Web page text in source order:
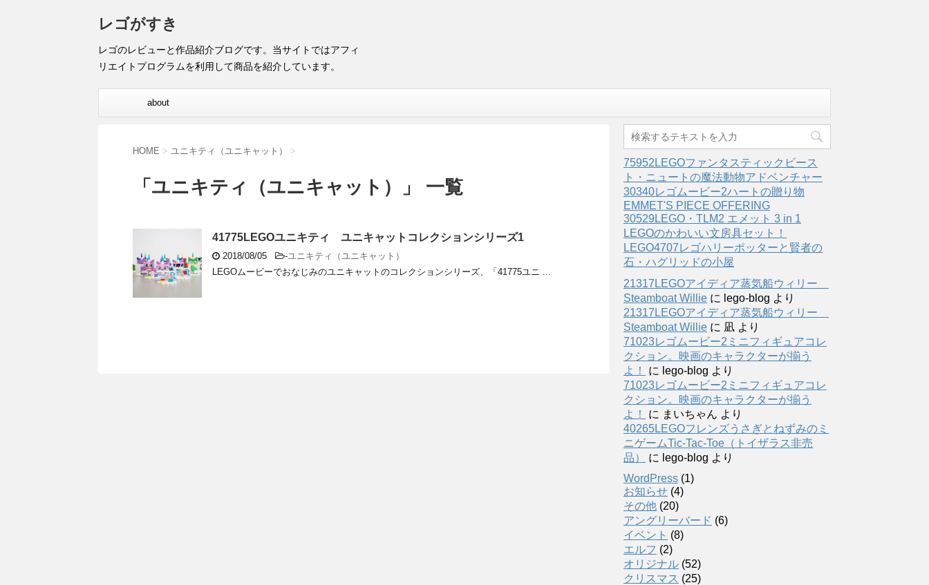
レゴがすき
レゴのレビューと作品紹介ブログです。当サイトではアフィ
リエイトプログラムを利用して商品を紹介しています。
about
HOME > ユニキティ（ユニキャット） >
「ユニキティ（ユニキャット）」 一覧
41775LEGOユニキティ ユニキャットコレクションシリーズ1
2018/08/05 -ユニキティ（ユニキャット）
LEGOムービーでおなじみのユニキャットのコレクションシリーズ、「41775ユニ ...
75952LEGOファンタスティックビース
ト・ニュートの魔法動物アドベンチャー
30340レゴムービー2ハートの贈り物
EMMET'S PIECE OFFERING
30529LEGO・TLM2 エメット 3 in 1
LEGOのかわいい文房具セット！
LEGO4707レゴハリーポッターと賢者の
石・ハグリッドの小屋
21317LEGOアイディア蒸気船ウィリー
Steamboat Willie に lego-blog より
21317LEGOアイディア蒸気船ウィリー
Steamboat Willie に 凪 より
71023レゴムービー2ミニフィギュアコレ
クション。映画のキャラクターが揃う
よ！
に lego-blog より
71023レゴムービー2ミニフィギュアコレ
クション。映画のキャラクターが揃う
よ！
に まいちゃん より
40265LEGOフレンズうさぎとねずみのミ
ニゲームTic-Tac-Toe（トイザラス非売
品）
に lego-blog より
WordPress (1)
お知らせ (4)
その他 (20)
アングリーバード (6)
イベント (8)
エルフ (2)
オリジナル (52)
クリスマス (25)